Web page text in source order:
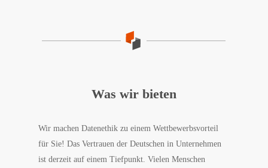
Was wir bieten
Wir machen Datenethik zu einem Wettbewerbsvorteil
für Sie! Das Vertrauen der Deutschen in Unter­nehmen
ist derzeit auf einem Tiefpunkt. Vielen Menschen